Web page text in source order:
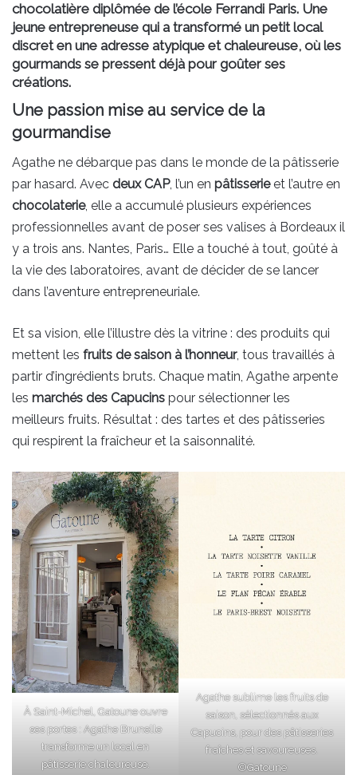
chocolatière diplômée de l’école Ferrandi Paris. Une
jeune entrepreneuse qui a transformé un petit local
discret en une adresse atypique et chaleureuse, où les
gourmands se pressent déjà pour goûter ses
créations.
Une passion mise au service de la
gourmandise
Agathe ne débarque pas dans le monde de la pâtisserie
par hasard. Avec deux CAP, l’un en pâtisserieet l’autre en
chocolaterie, elle a accumulé plusieurs expériences
professionnelles avant de poser ses valises à Bordeaux il
y a trois ans. Nantes, Paris… Elle a touché à tout, goûté à
la vie des laboratoires, avant de décider de se lancer
dans l’aventure entrepreneuriale.
Et sa vision, elle l’illustre dès la vitrine : des produits qui
mettent les fruits de saison à l’honneur, tous travaillés à
partir d’ingrédients bruts. Chaque matin, Agathe arpente
les marchés des Capucins pour sélectionner les
meilleurs fruits. Résultat : des tartes et des pâtisseries
qui respirent la fraîcheur et la saisonnalité.
À Saint-Michel, Gatoune ouvre
ses portes : Agathe Brunelle
transforme un local en
pâtisserie chaleureuse.
Agathe sublime les fruits de
saison, sélectionnés aux
Capucins, pour des pâtisseries
fraîches et savoureuses.
©Gatoune